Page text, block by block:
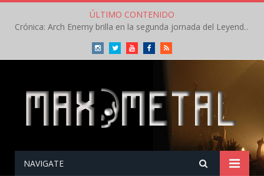
ÚLTIMO CONTENIDO
Crónica: Arch Enemy brilla en la segunda jornada del Leyendas del Rock – Jueves – Agosto 2026
InstagramTwitterYoutubeFacebookRSS
NAVIGATE